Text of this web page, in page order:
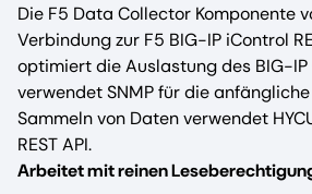
Die F5 Data Collector Komponente
Verbindung zur F5 BIG-IP iControl
optimiert die Auslastung des BIG-IP
verwendet SNMP für die
Sammeln von Daten verwendet
REST API.
Arbeitet mit reinen